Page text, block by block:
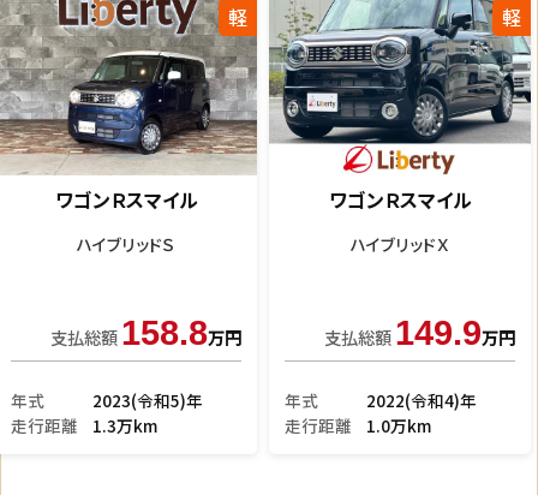
軽
ワゴンＲスマイル
クリームコーデ
支払総額206.9万円
年式
2025(令和7)年
走行距離
8km
軽
ワゴンＲスマイル
ハイブリッドＸ
支払総額147.2万円
年式
2023(令和5)年
走行距離
2.7万km